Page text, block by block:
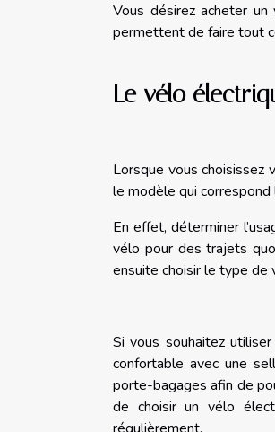
Vous désirez acheter
permettent de faire tout
Le vélo
Lorsque vous
le modèle qui
En effet, déterminer
vélo pour des trajets
ensuite choisir le type de
Si vous souhaitez
confortable avec une
porte-bagages afin de
de choisir un vélo